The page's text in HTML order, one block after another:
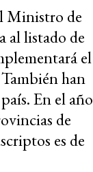
Ministro de
al listado de
el
han
En el año
de
es de